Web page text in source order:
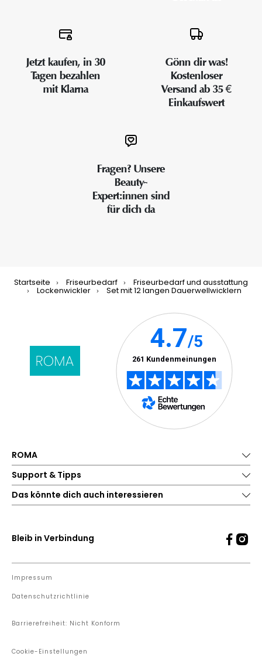
Jetzt kaufen, in 30
Tagen bezahlen
mit Klarna
Gönn dir was!
Kostenloser
Versand ab 35 €
Einkaufswert
Fragen? Unsere
Beauty-
Expert:innen sind
für dich da
Startseite Friseurbedarf Friseurbedarf und ausstattung
Lockenwickler Set mit 12 langen Dauerwellwicklern
ROMA
Support & Tipps
Das könnte dich auch interessieren
Bleib in Verbindung
Impressum
Datenschutzrichtlinie
Barrierefreiheit: Nicht Konform
Cookie-Einstellungen